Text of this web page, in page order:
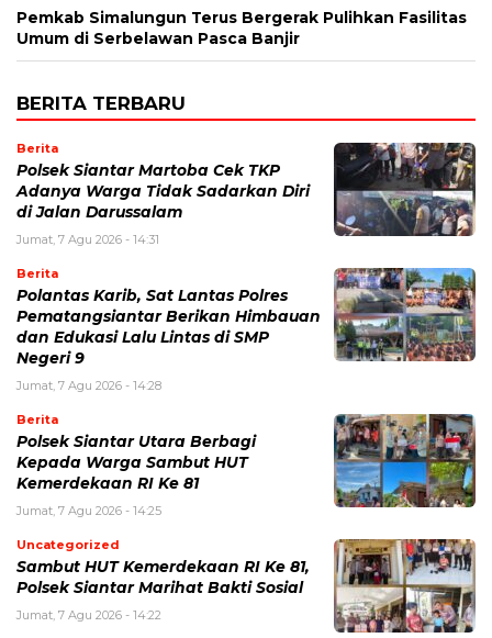
Pemkab Simalungun Terus Bergerak Pulihkan Fasilitas
Umum di Serbelawan Pasca Banjir
BERITA TERBARU
Berita
Polsek Siantar Martoba Cek TKP
Adanya Warga Tidak Sadarkan Diri
di Jalan Darussalam
Jumat, 7 Agu 2026 - 14:31
Berita
Polantas Karib, Sat Lantas Polres
Pematangsiantar Berikan Himbauan
dan Edukasi Lalu Lintas di SMP
Negeri 9
Jumat, 7 Agu 2026 - 14:28
Berita
Polsek Siantar Utara Berbagi
Kepada Warga Sambut HUT
Kemerdekaan RI Ke 81
Jumat, 7 Agu 2026 - 14:25
Uncategorized
Sambut HUT Kemerdekaan RI Ke 81,
Polsek Siantar Marihat Bakti Sosial
Jumat, 7 Agu 2026 - 14:22